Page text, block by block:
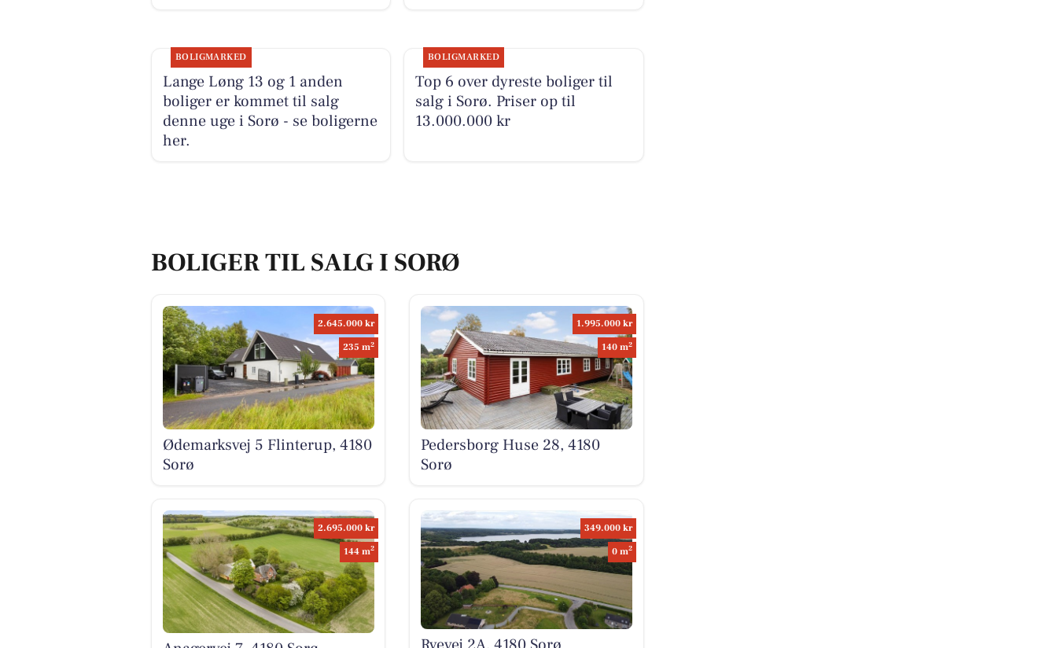
BOLIGMARKED
Lange Løng 13 og 1 anden
boliger er kommet til salg
denne uge i Sorø - se boligerne
her.
BOLIGMARKED
Top 6 over dyreste boliger til
salg i Sorø. Priser op til
13.000.000 kr
BOLIGER TIL SALG I SORØ
2.645.000 kr
235 m2
Ødemarksvej 5 Flinterup, 4180
Sorø
1.995.000 kr
140 m2
Pedersborg Huse 28, 4180
Sorø
2.695.000 kr
144 m2
349.000 kr
0 m2